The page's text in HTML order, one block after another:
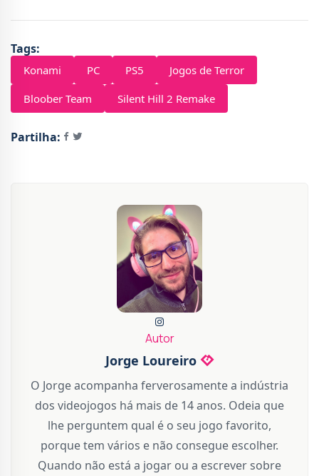
Tags:
Konami PC PS5
Jogos de Terror
Bloober Team
Silent Hill 2 Remake
Partilha:
Autor
Jorge Loureiro
O Jorge acompanha ferverosamente a indústria
dos videojogos há mais de 14 anos. Odeia que
lhe perguntem qual é o seu jogo favorito,
porque tem vários e não consegue escolher.
Quando não está a jogar ou a escrever sobre